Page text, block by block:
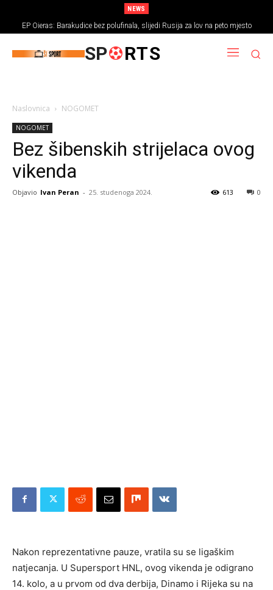
NEWS
EP Oieras: Barakudice bez polufinala, slijedi Rusija za lov na peto mjesto
SP RTS
Naslovnica NOGOMET
NOGOMET
Bez šibenskih strijelaca ovog
vikenda
Objavio Ivan Peran - 25. studenoga 2024. 0
613
Nakon reprezentativne pauze, vratila su se ligaškim
natjecanja. U Supersport HNL, ovog vikenda je odigrano
14. kolo, a u prvom od dva derbija, Dinamo i Rijeka su na